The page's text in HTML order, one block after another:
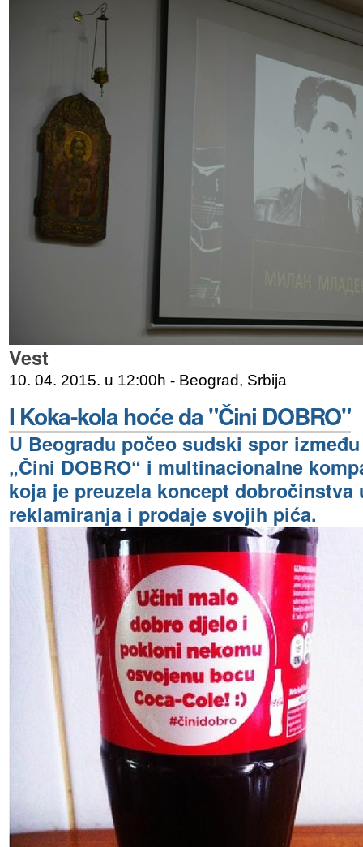
Vest
10. 04. 2015. u 12:00h - Beograd, Srbija
I Koka-kola hoće da "Čini DOBRO"
U Beogradu počeo sudski spor
„Čini DOBRO“ i multinacionalne
koja je preuzela koncept dobročinstva
reklamiranja i prodaje svojih pića.